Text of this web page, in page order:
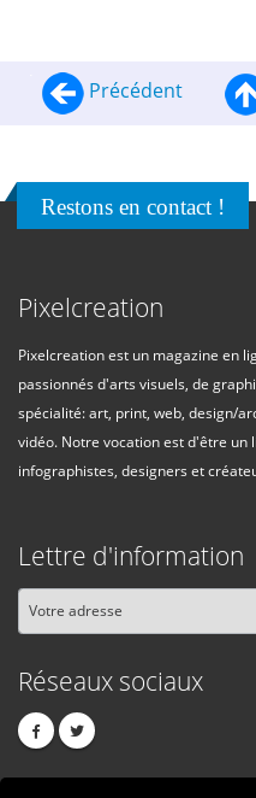
Précédent
Restons en contact !
Pixelcreation
Pixelcreation est un magazine en
passionnés d'arts visuels, de
spécialité: art, print, web, design/
vidéo. Notre vocation est d'être un
infographistes, designers et
Lettre d'information
Réseaux sociaux